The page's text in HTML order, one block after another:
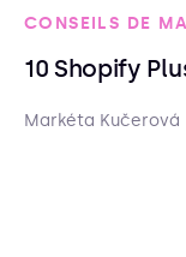
CONSEILS DE
10 Shopify
Markéta Kučerová